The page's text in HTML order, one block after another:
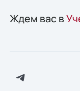
Ждем вас в